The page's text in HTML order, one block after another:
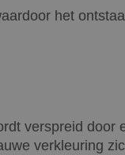
het
verspreid
verkleuring